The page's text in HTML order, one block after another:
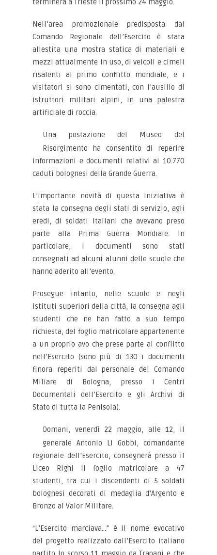
terminerà a Trieste il prossimo 24 maggio.
Nell’area promozionale predisposta dal
Comando Regionale dell’Esercito è stata
allestita una mostra statica di materiali e
mezzi attualmente in uso, di veicoli e cimeli
risalenti al primo conflitto mondiale, e i
visitatori si sono cimentati, con l’ausilio di
istruttori militari alpini, in una palestra
artificiale di roccia.
Una postazione del Museo del
Risorgimento ha consentito di reperire
informazioni e documenti relativi ai 10.770
caduti bolognesi della Grande Guerra.
L’importante novità di questa iniziativa è
stata la consegna degli stati di servizio, agli
eredi, di soldati italiani che avevano preso
parte alla Prima Guerra Mondiale. In
particolare, i documenti sono stati
consegnati ad alcuni alunni delle scuole che
hanno aderito all’evento.
Prosegue intanto, nelle scuole e negli
istituti superiori della città, la consegna agli
studenti che ne han fatto a suo tempo
richiesta, del foglio matricolare appartenente
a un proprio avo che prese parte al conflitto
nell’Esercito (sono più di 130 i documenti
finora reperiti dal personale del Comando
Miliare di Bologna, presso i Centri
Documentali dell’Esercito e gli Archivi di
Stato di tutta la Penisola).
Domani, venerdì 22 maggio, alle 12, il
generale Antonio Li Gobbi, comandante
regionale dell’Esercito, consegnerà presso il
Liceo Righi il foglio matricolare a 47
studenti, tra cui i discendenti di 5 soldati
bolognesi decorati di medaglia d’Argento e
Bronzo al Valor Militare.
“L’Esercito marciava…” è il nome evocativo
del progetto realizzato dall’Esercito italiano